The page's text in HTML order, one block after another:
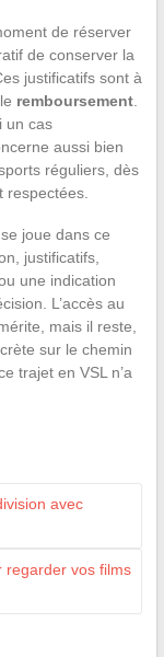
de réserver
de conserver la
justificatifs sont à
remboursement.
un cas
aussi bien
réguliers, dès
respectées.
joue dans ce
justificatifs,
une indication
L’accès au
mais il reste,
sur le chemin
trajet en VSL n’a
avec
regarder vos films